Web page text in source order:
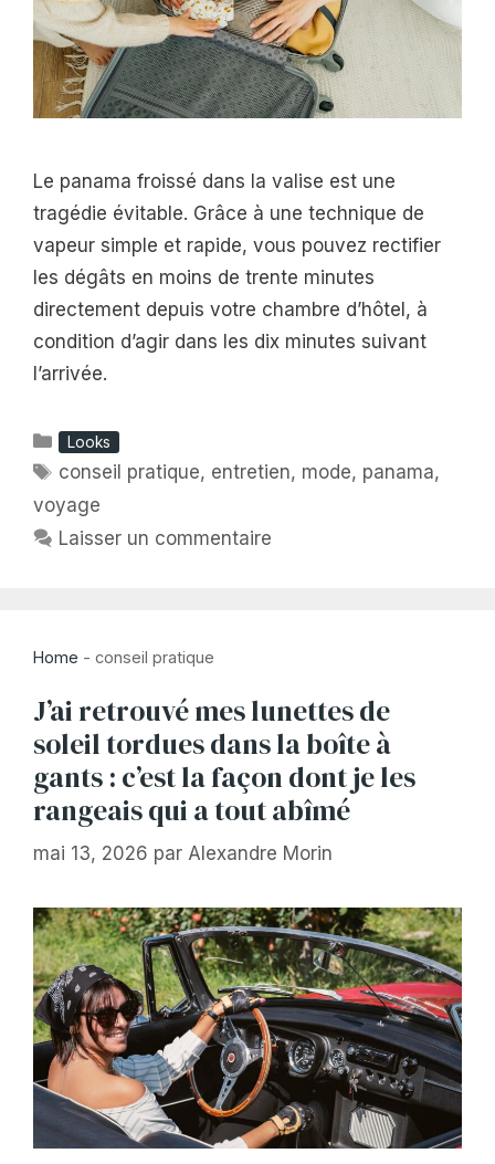
Le panama froissé dans la valise est une
tragédie évitable. Grâce à une technique de
vapeur simple et rapide, vous pouvez rectifier
les dégâts en moins de trente minutes
directement depuis votre chambre d’hôtel, à
condition d’agir dans les dix minutes suivant
l’arrivée.
Catégories
Looks
Étiquettes
conseil pratique, entretien, mode, panama,
voyage
Laisser un commentaire
Home - conseil pratique
J’ai retrouvé mes lunettes de
soleil tordues dans la boîte à
gants : c’est la façon dont je les
rangeais qui a tout abîmé
mai 13, 2026 par Alexandre Morin